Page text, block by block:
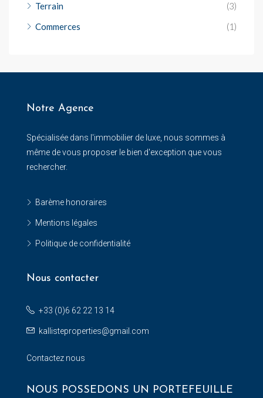
Terrain
(3)
Commerces
(1)
Notre Agence
Spécialisée dans l'immobilier de luxe, nous sommes à
même de vous proposer le bien d'exception que vous
rechercher.
Barème honoraires
Mentions légales
Politique de confidentialité
Nous contacter
+33 (0)6 62 22 13 14
kallisteproperties@gmail.com
Contactez nous
NOUS POSSEDONS UN PORTEFEUILLE